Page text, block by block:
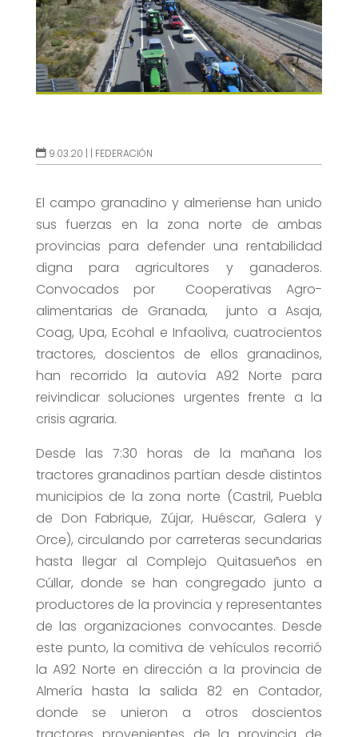
9.03.20 | | FEDERACIÓN
El campo granadino y almeriense han unido
sus fuerzas en la zona norte de ambas
provincias para defender una rentabilidad
digna para agricultores y ganaderos.
Convocados por
Cooperativas Agro-
alimentarias de Granada, junto aAsaja,
Coag, Upa, Ecohal e Infaoliva, cuatrocientos
tractores, doscientos de ellos granadinos,
han recorrido la autovía A92 Norte para
reivindicar soluciones urgentes frente a la
crisis agraria.
Desde las 7:30 horas de la mañana los
tractores granadinos partían desde distintos
municipios de la zona norte (Castril, Puebla
de Don Fabrique, Zújar, Huéscar, Galera y
Orce), circulando por carreteras secundarias
hasta llegar al Complejo Quitasueños en
Cúllar, donde se han congregado junto a
productores de la provincia y representantes
de las organizaciones convocantes. Desde
este punto, la comitiva de vehículos recorrió
la A92 Norte en dirección a la provincia de
Almería hasta la salida 82 en Contador,
donde se unieron a otros doscientos